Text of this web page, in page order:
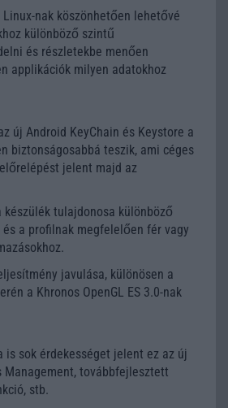
Linux-nak köszönhetően lehetővé
különböző szintű
és részletekbe menően
applikációk milyen adatokhoz
új Android KeyChain és Keystore a
biztonságosabbá teszik, ami céges
jelent majd az
készülék tulajdonosa különböző
a profilnak megfelelően fér vagy
javulása, különösen a
a Khronos OpenGL ES 3.0-nak
is sok érdekességet jelent ez az új
Management, továbbfejlesztett
stb.